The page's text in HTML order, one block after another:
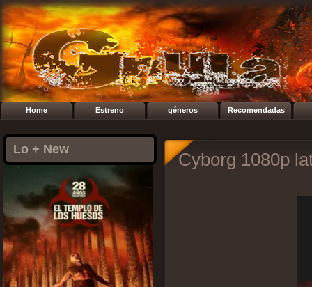
Home Estreno géneros Recomendadas
Lo + New Cyborg 1080p